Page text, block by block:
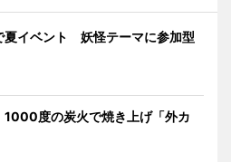
夏イベント 妖怪テーマに参加型
度の炭火で焼き上げ「外カ